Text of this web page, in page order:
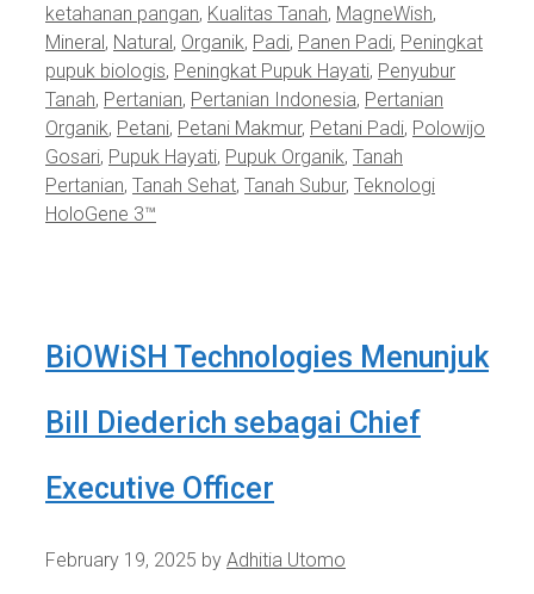
ketahanan pangan, Kualitas Tanah, MagneWish,
Mineral, Natural, Organik, Padi, Panen Padi, Peningkat
pupuk biologis, Peningkat Pupuk Hayati, Penyubur
Tanah, Pertanian, Pertanian Indonesia, Pertanian
Organik, Petani, Petani Makmur, Petani Padi, Polowijo
Gosari, Pupuk Hayati, Pupuk Organik, Tanah
Pertanian, Tanah Sehat, Tanah Subur, Teknologi
HoloGene 3™
BiOWiSH Technologies Menunjuk
Bill Diederich sebagai Chief
Executive Officer
February 19, 2025 by Adhitia Utomo